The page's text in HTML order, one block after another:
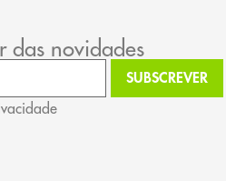
das novidades